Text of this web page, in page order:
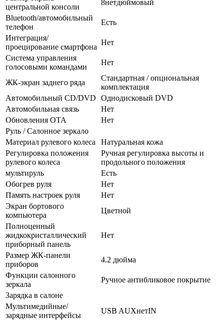
центральной консоли
8нетдюймовый
Bluetooth/автомобильный
телефон
Есть
Интеграция/
проецирование смартфона
Нет
Система управления
голосовыми командами
Нет
ЖК-экран заднего ряда
Стандартная / опциональная
комплектация
Автомобильный CD/DVD
Однодисковый DVD
Автомобильная связь
Нет
Обновления OTA
Нет
Руль / Салонное зеркало
Материал рулевого колеса
Натуральная кожа
Регулировка положения
рулевого колеса
Ручная регулировка высоты и
продольного положения
мультируль
Есть
Обогрев руля
Нет
Память настроек руля
Нет
Экран бортового
компьютера
Цветной
Полноценный
жидкокристаллический
приборный панель
Нет
Размер ЖК-панели
приборов
4.2 дюйма
Функции салонного
зеркала
Ручное антибликовое покрытие
Зарядка в салоне
Мультимедийные/
зарядные интерфейсы
USB AUXнетIN